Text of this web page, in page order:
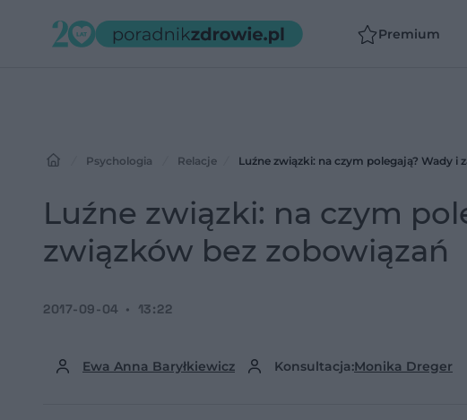
Premium
Psychologia Relacje Luźne związki: na czym polegają? Wady i
Luźne związki: na czym
związków bez zobowiązań
Ewa Anna Baryłkiewicz Konsultacja:Monika Dreger
2017-09-04 13:22